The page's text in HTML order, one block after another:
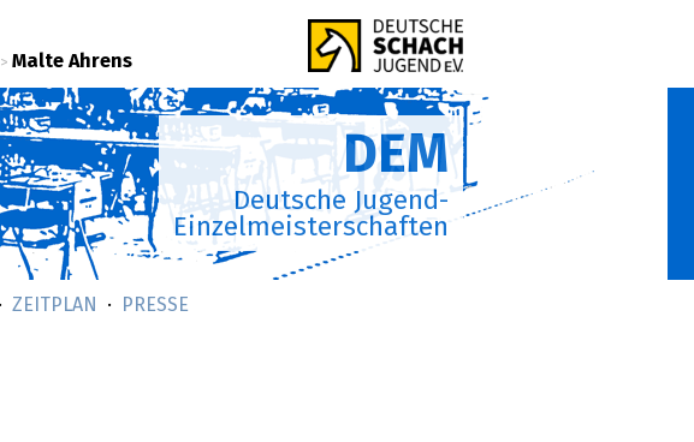
> Malte Ahrens
DEM
Deutsche Jugend-
Einzelmeisterschaften
ZEITPLAN PRESSE